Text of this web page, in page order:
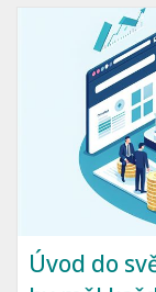
Podíváme
kroky, které
Úvod do